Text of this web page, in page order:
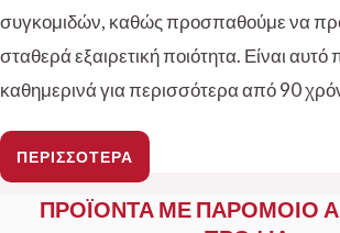
συγκομιδών, καθώς προσπαθούμε να
σταθερά εξαιρετική ποιότητα. Είναι
καθημερινά για περισσότερα από 90
ΠΕΡΙΣΣΟΤΕΡΑ
ΠΡΟΪΟΝΤΑ ΜΕ ΠΑΡΟΜΟΙΟ